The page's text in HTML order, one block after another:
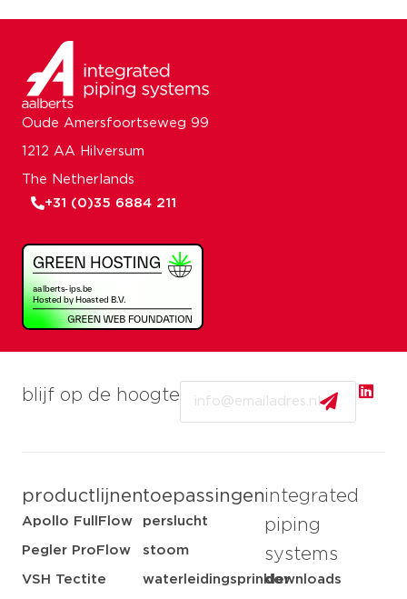
blijf op de hoogte
productlijnen
Apollo FullFlow
Pegler ProFlow
VSH Tectite
toepassingen
perslucht
stoom
waterleidingsprinkler
integrated
piping
systems
downloads
Oude Amersfoortseweg 99
1212 AA Hilversum
The Netherlands
+31 (0)35 6884 211